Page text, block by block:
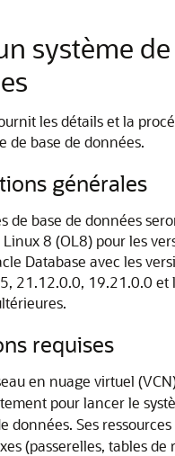
système
les détails et la
de base de données.
générales
de base de données
8 (OL8) pour les
Database avec les
21.12.0.0, 19.21.0.0 et
requises
en nuage virtuel
pour lancer le
données. Ses
(passerelles, tables de